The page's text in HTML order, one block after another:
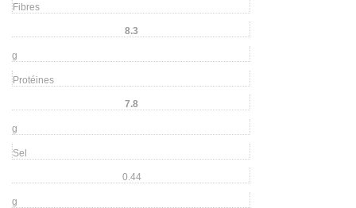
Fibres
8.3
g
Protéines
7.8
g
Sel
0.44
g